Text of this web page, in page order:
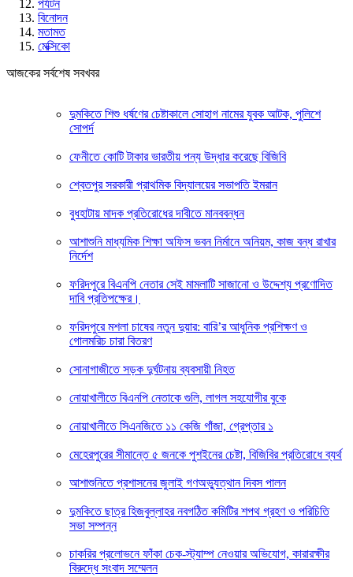
পর্যটন
বিনোদন
মতামত
মেক্সিকো
আজকের সর্বশেষ সবখবর
দুমকিতে শিশু ধর্ষণের চেষ্টাকালে সোহাগ নামের যুবক আটক, পুলিশে
সোপর্দ
ফেনীতে কোটি টাকার ভারতীয় পন্য উদ্ধার করেছে বিজিবি
শ্বেতপুর সরকারী প্রাথমিক বিদ্যালয়ের সভাপতি ইমরান
বুধহাটায় মাদক প্রতিরোধের দাবীতে মানববন্ধন
আশাশুনি মাধ্যমিক শিক্ষা অফিস ভবন নির্মানে অনিয়ম, কাজ বন্ধ রাখার
নির্দেশ
ফরিদপুরে বিএনপি নেতার সেই মামলাটি সাজানো ও উদ্দেশ্য প্রণোদিত
দাবি প্রতিপক্ষের।
ফরিদপুরে মশলা চাষের নতুন দুয়ার: বারি’র আধুনিক প্রশিক্ষণ ও
গোলমরিচ চারা বিতরণ
সোনাগাজীতে সড়ক দুর্ঘটনায় ব্যবসায়ী নিহত
নোয়াখালীতে বিএনপি নেতাকে গুলি, লাগল সহযোগীর বুকে
নোয়াখালীতে সিএনজিতে ১১ কেজি গাঁজা, গ্রেপ্তার ১
মেহেরপুরের সীমান্তে ৫ জনকে পুশইনের চেষ্টা, বিজিবির প্রতিরোধে ব্যর্থ
আশাশুনিতে প্রশাসনের জুলাই গণঅভ্যুত্থান দিবস পালন
দুমকিতে ছাত্র হিজবুল্লাহর নবগঠিত কমিটির শপথ গ্রহণ ও পরিচিতি
সভা সম্পন্ন
চাকরির প্রলোভনে ফাঁকা চেক-স্ট্যাম্প নেওয়ার অভিযোগ, কারারক্ষীর
বিরুদ্ধে সংবাদ সম্মেলন